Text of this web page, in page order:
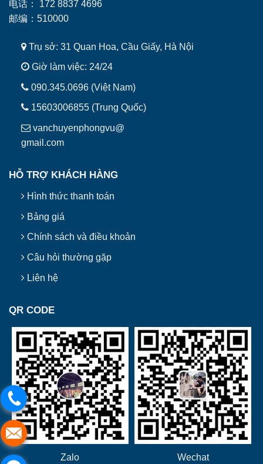
电话： ‭172 8837 4696
邮编：510000
Trụ sở: 31 Quan Hoa, Cầu Giấy, Hà Nội
Giờ làm việc: 24/24
090.345.0696 (Việt Nam)
15603006855 (Trung Quốc)
vanchuyenphongvu@
gmail.com
HỖ TRỢ KHÁCH HÀNG
Hình thức thanh toán
Bảng giá
Chính sách và điều khoản
Câu hỏi thường gặp
Liên hệ
QR CODE
Zalo Wechat